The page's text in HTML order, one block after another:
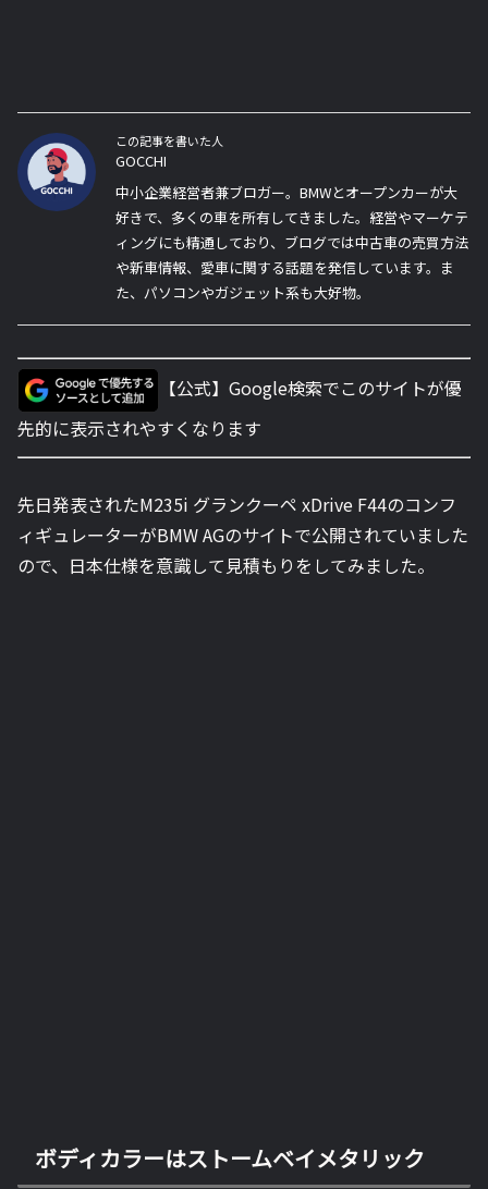
この記事を書いた人
GOCCHI
中小企業経営者兼ブロガー。BMWとオープンカーが大
好きで、多くの車を所有してきました。経営やマーケテ
ィングにも精通しており、ブログでは中古車の売買方法
や新車情報、愛車に関する話題を発信しています。ま
た、パソコンやガジェット系も大好物。
【公式】Google検索でこのサイトが優
先的に表示されやすくなります
先日発表されたM235i グランクーペ xDrive F44のコンフ
ィギュレーターがBMW AGのサイトで公開されていました
ので、日本仕様を意識して見積もりをしてみました。
ボディカラーはストームベイメタリック